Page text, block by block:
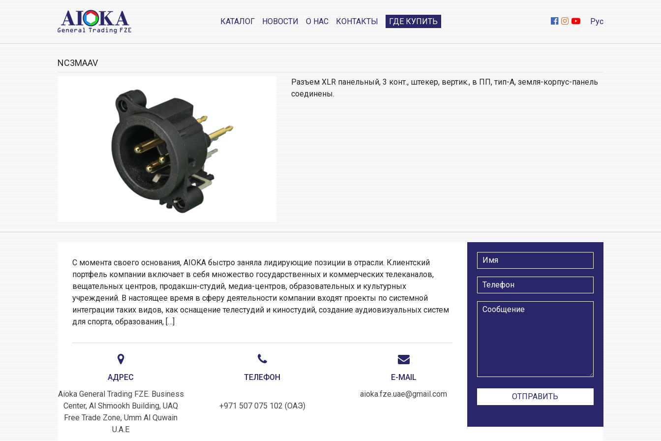
КАТАЛОГ НОВОСТИ О НАС КОНТАКТЫ ГДЕ КУПИТЬ Рус
NC3MAAV
Разъем XLR панельный, 3 конт., штекер, вертик., в ПП, тип-A, земля-корпус-панель
соединены.
С момента своего основания, AIOKA быстро заняла лидирующие позиции в отрасли. Клиентский
портфель компании включает в себя множество государственных и коммерческих телеканалов,
вещательных центров, продакшн-студий, медиа-центров, образовательных и культурных
учреждений. В настоящее время в сферу деятельности компании входят проекты по системной
интеграции таких видов, как оснащение телестудий и киностудий, создание аудиовизуальных систем
для спорта, образования, […]
АДРЕС
Aioka General Trading FZE. Business
Center, Al Shmookh Building, UAQ
Free Trade Zone, Umm Al Quwain
U.A.E
ТЕЛЕФОН
+971 507 075 102 (ОАЭ)
E-MAIL
aioka.fze.uae@gmail.com